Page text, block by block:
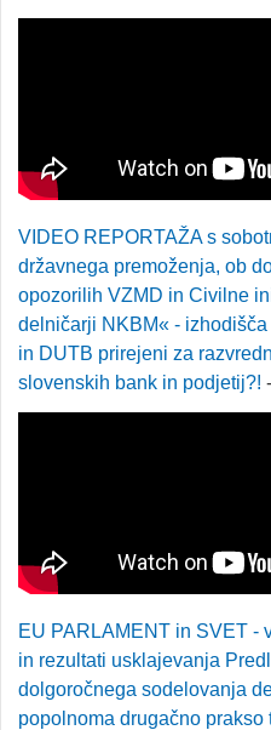
VIDEO REPORTAŽA s
državnega premoženja, ob
opozorilih VZMD in Civilne
delničarji NKBM« -
in DUTB prirejeni za
slovenskih bank in podjetij?!
EU PARLAMENT in SVET -
in rezultati usklajevanja
dolgoročnega sodelovanja
popolnoma drugačno